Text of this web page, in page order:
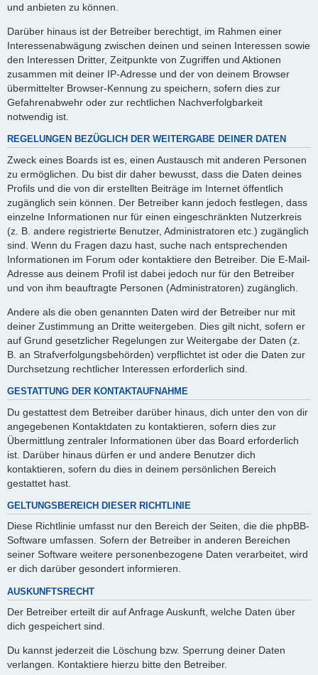
und anbieten zu können.
Darüber hinaus ist der Betreiber berechtigt, im Rahmen einer
Interessenabwägung zwischen deinen und seinen Interessen sowie
den Interessen Dritter, Zeitpunkte von Zugriffen und Aktionen
zusammen mit deiner IP-Adresse und der von deinem Browser
übermittelter Browser-Kennung zu speichern, sofern dies zur
Gefahrenabwehr oder zur rechtlichen Nachverfolgbarkeit
notwendig ist.
REGELUNGEN BEZÜGLICH DER WEITERGABE DEINER DATEN
Zweck eines Boards ist es, einen Austausch mit anderen Personen
zu ermöglichen. Du bist dir daher bewusst, dass die Daten deines
Profils und die von dir erstellten Beiträge im Internet öffentlich
zugänglich sein können. Der Betreiber kann jedoch festlegen, dass
einzelne Informationen nur für einen eingeschränkten Nutzerkreis
(z. B. andere registrierte Benutzer, Administratoren etc.) zugänglich
sind. Wenn du Fragen dazu hast, suche nach entsprechenden
Informationen im Forum oder kontaktiere den Betreiber. Die E-Mail-
Adresse aus deinem Profil ist dabei jedoch nur für den Betreiber
und von ihm beauftragte Personen (Administratoren) zugänglich.
Andere als die oben genannten Daten wird der Betreiber nur mit
deiner Zustimmung an Dritte weitergeben. Dies gilt nicht, sofern er
auf Grund gesetzlicher Regelungen zur Weitergabe der Daten (z.
B. an Strafverfolgungsbehörden) verpflichtet ist oder die Daten zur
Durchsetzung rechtlicher Interessen erforderlich sind.
GESTATTUNG DER KONTAKTAUFNAHME
Du gestattest dem Betreiber darüber hinaus, dich unter den von dir
angegebenen Kontaktdaten zu kontaktieren, sofern dies zur
Übermittlung zentraler Informationen über das Board erforderlich
ist. Darüber hinaus dürfen er und andere Benutzer dich
kontaktieren, sofern du dies in deinem persönlichen Bereich
gestattet hast.
GELTUNGSBEREICH DIESER RICHTLINIE
Diese Richtlinie umfasst nur den Bereich der Seiten, die die phpBB-
Software umfassen. Sofern der Betreiber in anderen Bereichen
seiner Software weitere personenbezogene Daten verarbeitet, wird
er dich darüber gesondert informieren.
AUSKUNFTSRECHT
Der Betreiber erteilt dir auf Anfrage Auskunft, welche Daten über
dich gespeichert sind.
Du kannst jederzeit die Löschung bzw. Sperrung deiner Daten
verlangen. Kontaktiere hierzu bitte den Betreiber.